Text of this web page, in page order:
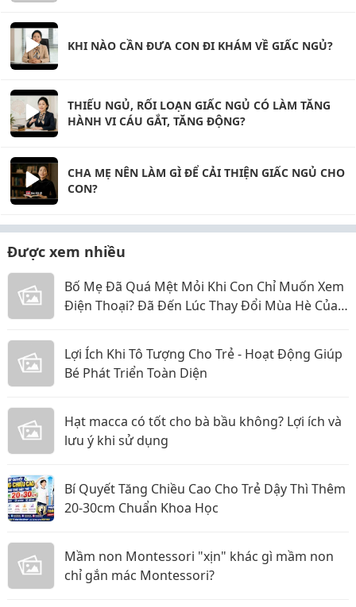
KHI NÀO CẦN ĐƯA CON ĐI KHÁM VỀ GIẤC NGỦ?
THIẾU NGỦ, RỐI LOẠN GIẤC NGỦ CÓ LÀM TĂNG
HÀNH VI CÁU GẮT, TĂNG ĐỘNG?
CHA MẸ NÊN LÀM GÌ ĐỂ CẢI THIỆN GIẤC NGỦ CHO
CON?
Được xem nhiều
Bố Mẹ Đã Quá Mệt Mỏi Khi Con Chỉ Muốn Xem
Điện Thoại? Đã Đến Lúc Thay Đổi Mùa Hè Của
Lợi Ích Khi Tô Tượng Cho Trẻ - Hoạt Động Giúp
Bé Phát Triển Toàn Diện
Hạt macca có tốt cho bà bầu không? Lợi ích và
lưu ý khi sử dụng
Bí Quyết Tăng Chiều Cao Cho Trẻ Dậy Thì Thêm
20-30cm Chuẩn Khoa Học
Mầm non Montessori "xịn" khác gì mầm non
chỉ gắn mác Montessori?